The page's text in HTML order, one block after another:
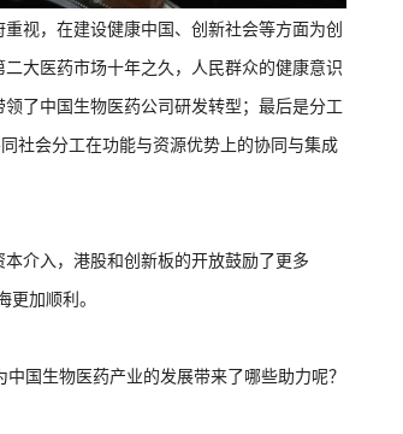
视，在建设健康中国、创新社会等方面为创
大医药市场十年之久，人民群众的健康意识
了中国生物医药公司研发转型；最后是分工
社会分工在功能与资源优势上的协同与集成
介入，港股和创新板的开放鼓励了更多
加顺利。
国生物医药产业的发展带来了哪些助力呢？